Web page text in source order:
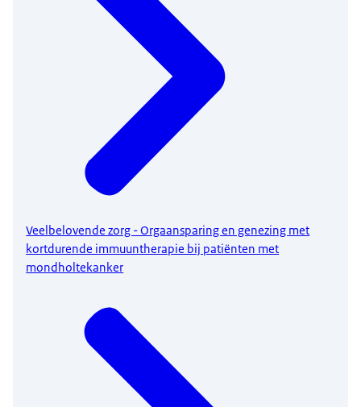
Veelbelovende zorg - Orgaansparing en genezing met
kortdurende immuuntherapie bij patiënten met
mondholtekanker